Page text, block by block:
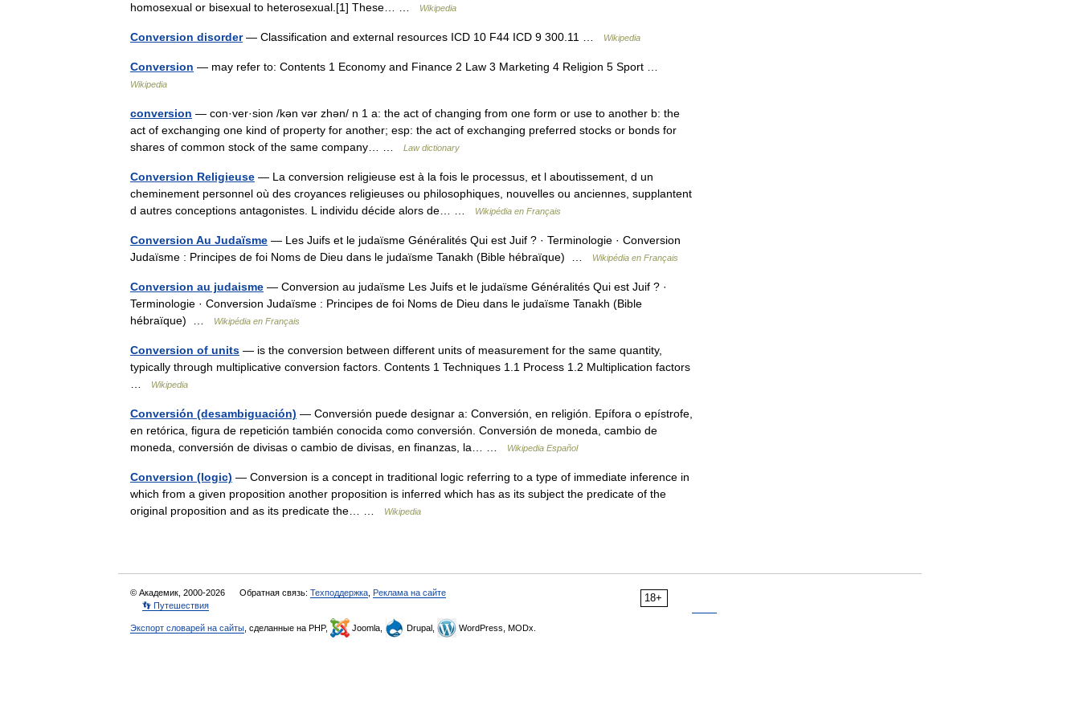
homosexual or bisexual to heterosexual.[1] These… …
Wikipedia
Conversion disorder— Classification and external resources ICD 10 F44 ICD 9 300.11 … Wikipedia
Conversion — may refer to: Contents 1 Economy and Finance 2 Law 3 Marketing 4 Religion 5 Sport …
Wikipedia
conversion — con·ver·sion /kən vər zhən/ n 1 a: the act of changing from one form or use to another b: the
act of exchanging one kind of property for another; esp: the act of exchanging preferred stocks or bonds for
shares of common stock of the same company… …
Law dictionary
Conversion Religieuse — La conversion religieuse est à la fois le processus, et l aboutissement, d un
cheminement personnel où des croyances religieuses ou philosophiques, nouvelles ou anciennes, supplantent
d autres conceptions antagonistes. L individu décide alors de… …
Wikipédia en Français
Conversion Au Judaïsme — Les Juifs et le judaïsme Généralités Qui est Juif ? · Terminologie · Conversion
Judaïsme : Principes de foi Noms de Dieu dans le judaïsme Tanakh (Bible hébraïque) …
Wikipédia en Français
Conversion au judaisme — Conversion au judaïsme Les Juifs et le judaïsme Généralités Qui est Juif ? ·
Terminologie · Conversion Judaïsme : Principes de foi Noms de Dieu dans le judaïsme Tanakh (Bible
hébraïque) …
Wikipédia en Français
Conversion of units — is the conversion between different units of measurement for the same quantity,
typically through multiplicative conversion factors. Contents 1 Techniques 1.1 Process 1.2 Multiplication factors
Wikipedia
Conversión (desambiguación) — Conversión puede designar a: Conversión, en religión. Epífora o epístrofe,
en retórica, figura de repetición también conocida como conversión. Conversión de moneda, cambio de
moneda, conversión de divisas o cambio de divisas, en finanzas, la… …
Wikipedia Español
Conversion (logic) — Conversion is a concept in traditional logic referring to a type of immediate inference in
which from a given proposition another proposition is inferred which has as its subject the predicate of the
original proposition and as its predicate the… …
Wikipedia
18+
© Академик, 2000-2026 Обратная связь: Техподдержка Реклама на сайте
👣 Путешествия
Экспорт словарей на сайты , сделанные на PHP, Joomla, Drupal, WordPress, MODx.